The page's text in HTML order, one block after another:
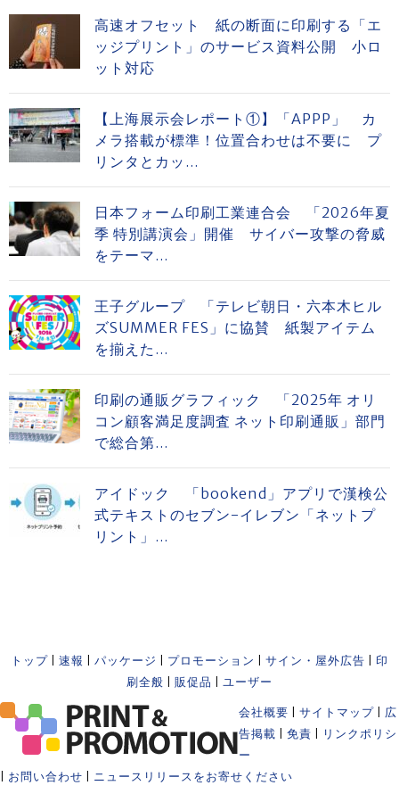
高速オフセット 紙の断面に印刷する「エ
ッジプリント」のサービス資料公開 小ロ
ット対応
【上海展示会レポート①】「APPP」 カ
メラ搭載が標準！位置合わせは不要に プ
リンタとカッ...
日本フォーム印刷工業連合会 「2026年夏
季 特別講演会」開催 サイバー攻撃の脅威
をテーマ...
王子グループ 「テレビ朝日・六本木ヒル
ズSUMMER FES」に協賛 紙製アイテム
を揃えた...
印刷の通販グラフィック 「2025年 オリ
コン顧客満足度調査 ネット印刷通販」部門
で総合第...
アイドック 「bookend」アプリで漢検公
式テキストのセブン-イレブン「ネットプ
リント」...
トップ 速報 パッケージ プロモーション サイン・屋外広告
印
刷全般
販促品 ユーザー
会社概要 サイトマップ
広
告掲載
免責
リンクポリシ
ー
お問い合わせ ニュースリリースをお寄せください